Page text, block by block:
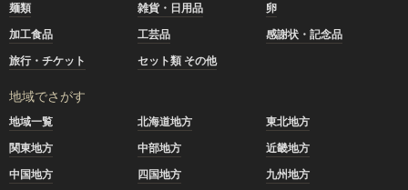
麺類
雑貨・日用品
卵
加工食品
工芸品
感謝状・記念品
旅行・チケット
セット類 その他
地域でさがす
地域一覧 北海道地方
東北地方
関東地方
中部地方
近畿地方
中国地方
四国地方 九州地方